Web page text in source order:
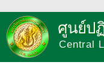
ศูนย์ป
Central